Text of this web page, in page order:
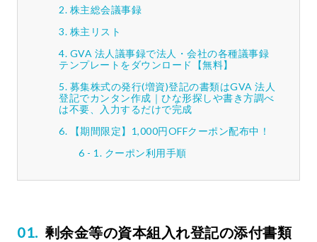
株主総会議事録
株主リスト
GVA 法人議事録で法人・会社の各種議事録
テンプレートをダウンロード【無料】
募集株式の発行(増資)登記の書類はGVA 法人
登記でカンタン作成｜ひな形探しや書き方調べ
は不要、入力するだけで完成
【期間限定】1,000円OFFクーポン配布中！
クーポン利用手順
剰余金等の資本組入れ登記の添付書類